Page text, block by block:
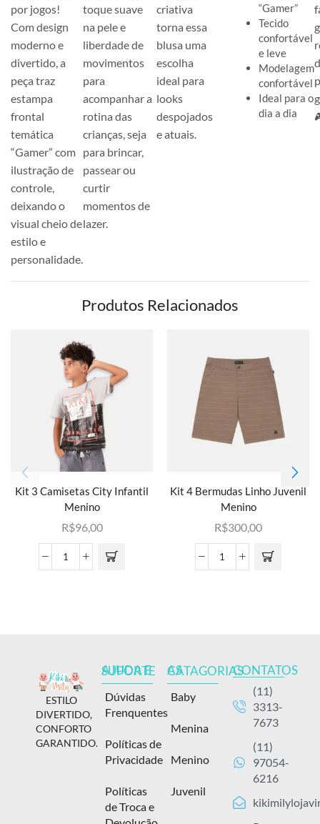
por jogos!
Com design
moderno e
divertido, a
peça traz
estampa
frontal
temática
“Gamer” com
ilustração de
controle,
deixando o
visual cheio de
estilo e
personalidade.
toque suave
na pele e
liberdade de
movimentos
para
acompanhar a
rotina das
crianças, seja
para brincar,
passear ou
curtir
momentos de
lazer.
criativa
torna essa
blusa uma
escolha
ideal para
looks
despojados
e atuais.
“Gamer”
Tecido
confortável
e leve
Modelagem
confortável
Ideal para o
dia a dia
Produtos Relacionados
Kit 3 Camisetas City Infantil
Menino
R$96,00
Kit 4 Bermudas Linho Juvenil
Menino
R$300,00
ESTILO
DIVERTIDO,
CONFORTO
GARANTIDO.
AJUDA E SUPORTE
Dúvidas
Frenquentes
Políticas de
Privacidade
Políticas
de Troca e
AS CATAGORIAS
Baby
Menina
Menino
Juvenil
CONTATOS
(11)
3313-
7673
(11)
97054-
6216